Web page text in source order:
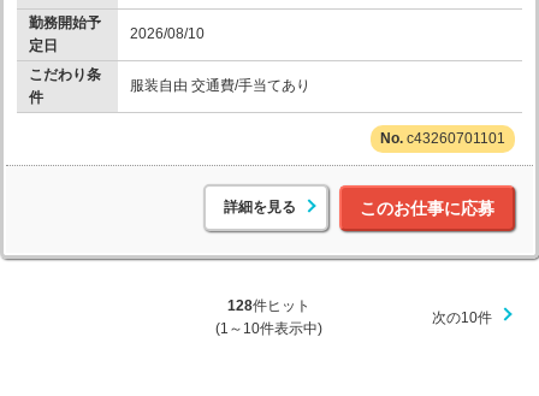
勤務開始予
定日
2026/08/10
こだわり条
件
服装自由 交通費/手当てあり
c43260701101
詳細を見る このお仕事に応募
128件ヒット
(1～10件表示中)
次の10件